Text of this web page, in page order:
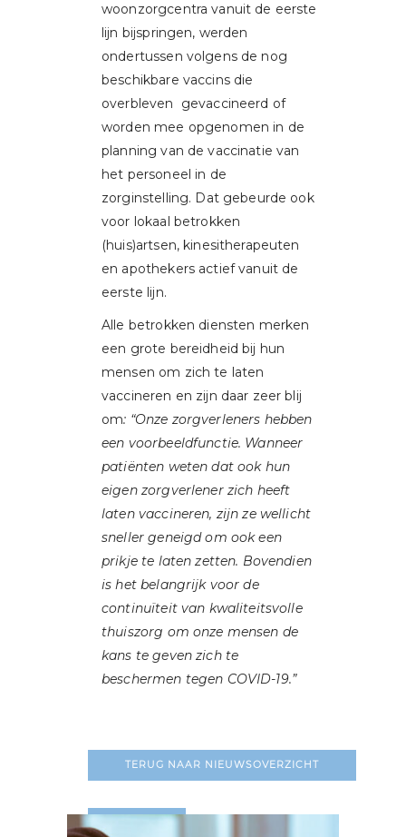
woonzorgcentra vanuit de eerste
lijn bijspringen, werden
ondertussen volgens de nog
beschikbare vaccins die
overbleven gevaccineerd of
worden mee opgenomen in de
planning van de vaccinatie van
het personeel in de
zorginstelling. Dat gebeurde ook
voor lokaal betrokken
(huis)artsen, kinesitherapeuten
en apothekers actief vanuit de
eerste lijn.
Alle betrokken diensten merken
een grote bereidheid bij hun
mensen om zich te laten
vaccineren en zijn daar zeer blij
om: “Onze zorgverleners hebben
een voorbeeldfunctie. Wanneer
patiënten weten dat ook hun
eigen zorgverlener zich heeft
laten vaccineren, zijn ze wellicht
sneller geneigd om ook een
prikje te laten zetten. Bovendien
is het belangrijk voor de
continuïteit van kwaliteitsvolle
thuiszorg om onze mensen de
kans te geven zich te
beschermen tegen COVID-19.”
TERUG NAAR NIEUWSOVERZICHT
LEES MEER